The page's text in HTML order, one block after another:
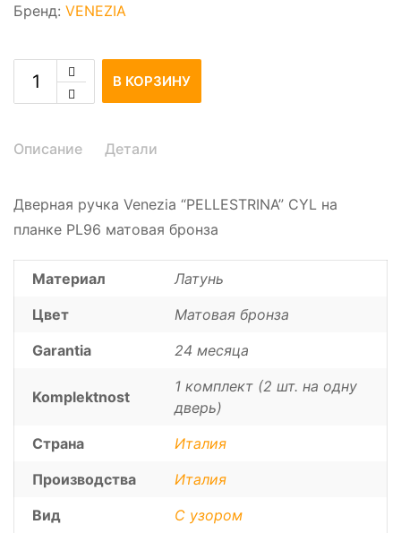
Бренд: VENEZIA
В КОРЗИНУ
Описание Детали
Дверная ручка Venezia “PELLESTRINA” CYL на
планке PL96 матовая бронза
Материал
Латунь
Цвет
Матовая бронза
Garantia
24 месяца
Komplektnost
1 комплект (2 шт. на одну
дверь)
Страна
Италия
Производства
Италия
Вид
С узором